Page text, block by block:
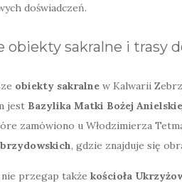
doświadczeń.
obiekty sakralne i trasy
obiekty sakralne w Kalwarii
jest Bazylika Matki Bożej
zamówiono u Włodzimierza
, gdzie znajduje się
przegap także kościoła